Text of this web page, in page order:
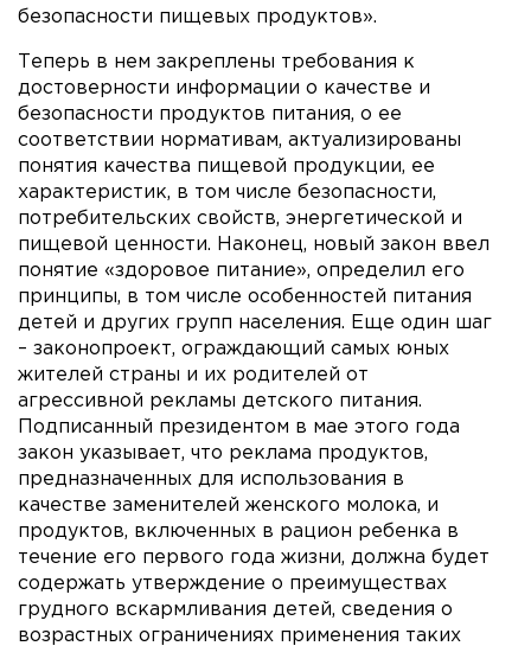
безопасности пищевых продуктов».
Теперь в нем закреплены требования к
достоверности информации о качестве и
безопасности продуктов питания, о ее
соответствии нормативам, актуализированы
понятия качества пищевой продукции, ее
характеристик, в том числе безопасности,
потребительских свойств, энергетической и
пищевой ценности. Наконец, новый закон ввел
понятие «здоровое питание», определил его
принципы, в том числе особенностей питания
детей и других групп населения. Еще один шаг
– законопроект, ограждающий самых юных
жителей страны и их родителей от
агрессивной рекламы детского питания.
Подписанный президентом в мае этого года
закон указывает, что реклама продуктов,
предназначенных для использования в
качестве заменителей женского молока, и
продуктов, включенных в рацион ребенка в
течение его первого года жизни, должна будет
содержать утверждение о преимуществах
грудного вскармливания детей, сведения о
возрастных ограничениях применения таких